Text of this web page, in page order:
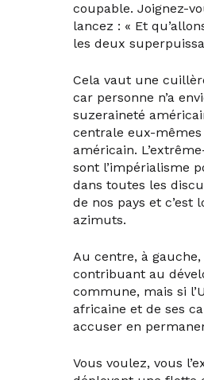
coupable. Joignez-
lancez : « Et
les deux
Cela vaut une
car personne n’a
suzeraineté
centrale eux-
américain.
sont l’impérialisme
dans toutes les
de nos pays et
azimuts.
Au centre, à
contribuant au
commune, mais si
africaine et de ses
accuser en
Vous voulez, vous